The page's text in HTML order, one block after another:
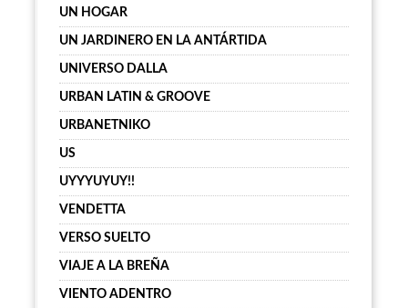
UN HOGAR
UN JARDINERO EN LA ANTÁRTIDA
UNIVERSO DALLA
URBAN LATIN & GROOVE
URBANETNIKO
US
UYYYUYUY!!
VENDETTA
VERSO SUELTO
VIAJE A LA BREÑA
VIENTO ADENTRO